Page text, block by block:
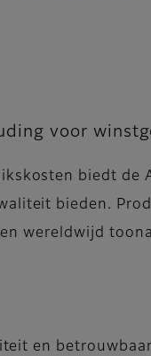
voor
biedt de
bieden.
wereldwijd
en